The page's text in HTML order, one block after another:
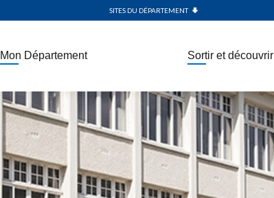
SITES DU DÉPARTEMENT
Mon Département Sortir et découvrir